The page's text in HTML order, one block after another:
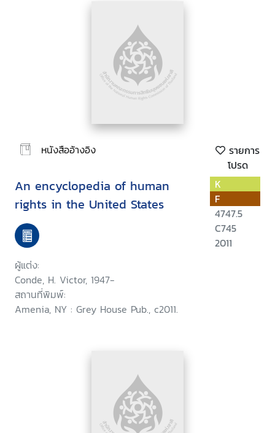
หนังสืออ้างอิง
รายการ
โปรด
An encyclopedia of human
rights in the United States
ผู้แต่ง:
Conde, H. Victor, 1947-
สถานที่พิมพ์:
Amenia, NY : Grey House Pub., c2011.
K
F
4747.5
C745
2011